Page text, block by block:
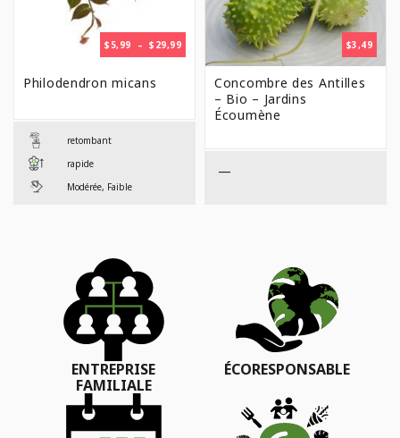
$ 5,99 – $ 29,99PLAGE
DE
Philodendron micans
retombant
rapide
Modérée, Faible
$3,49
Concombre des Antilles
– Bio – Jardins
Écoumène
—
ENTREPRISE
FAMILIALE
ÉCORESPONSABLE